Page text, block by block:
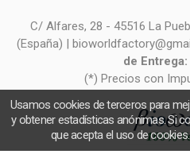
C/ Alfares, 28 - 45516 La
(España) |
de Entrega:
(*) Precios con
Usamos cookies de terceros para
y obtener estadísticas anónimas. Si
que acepta el uso de cookies.